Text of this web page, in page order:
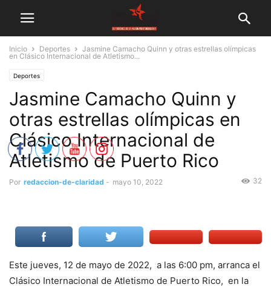
Inicio Deportes
Jasmine Camacho Quinn y otras estrellas olímpicas
en Clásico Internacional de Atletismo...
Deportes
Jasmine Camacho Quinn y
otras estrellas olímpicas en
Clásico Internacional de
Atletismo de Puerto Rico
Por redaccion-de-claridad - mayo 10, 2022 32
Este jueves, 12 de mayo de 2022, a las 6:00 pm, arranca el
Clásico Internacional de Atletismo de Puerto Rico, en la